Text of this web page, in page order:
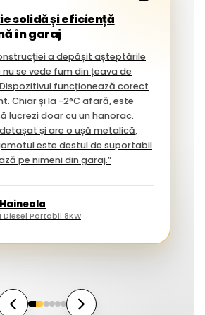
solidă și eficiență
în garaj
a depășit așteptările
țeava de
funcționează corect
Chiar și la -2°C afară, este
cu un hanorac.
și are o ușă metalică,
este destul de suportabil
și nu deranjează pe nimeni din garaj.”
Diesel Portabil 8KW